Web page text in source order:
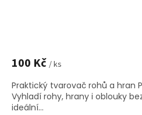
je
z
5
hvězdiček.
100 Kč / ks
Praktický tvarovač rohů a hran
Vyhladí rohy, hrany i oblouky
ideální...